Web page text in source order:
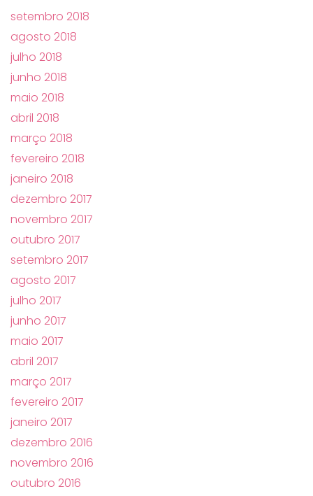
setembro 2018
agosto 2018
julho 2018
junho 2018
maio 2018
abril 2018
março 2018
fevereiro 2018
janeiro 2018
dezembro 2017
novembro 2017
outubro 2017
setembro 2017
agosto 2017
julho 2017
junho 2017
maio 2017
abril 2017
março 2017
fevereiro 2017
janeiro 2017
dezembro 2016
novembro 2016
outubro 2016